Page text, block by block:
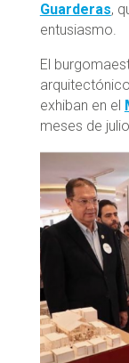
Guarderas,
entusiasmo.
El
exhiban en el
meses de